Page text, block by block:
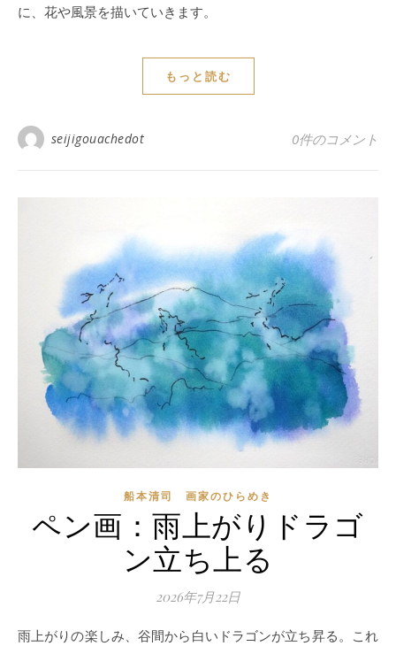
に、花や風景を描いていきます。
もっと読む
seijigouachedot 0件のコメント
船本清司 画家のひらめき
ペン画：雨上がりドラゴ
ン立ち上る
2026年7月22日
雨上がりの楽しみ、谷間から白いドラゴンが立ち昇る。これ